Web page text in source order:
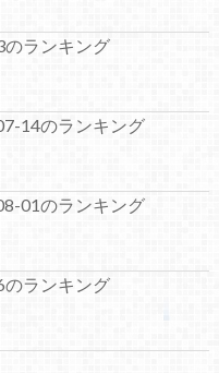
のランキング
14のランキング
01のランキング
のランキング